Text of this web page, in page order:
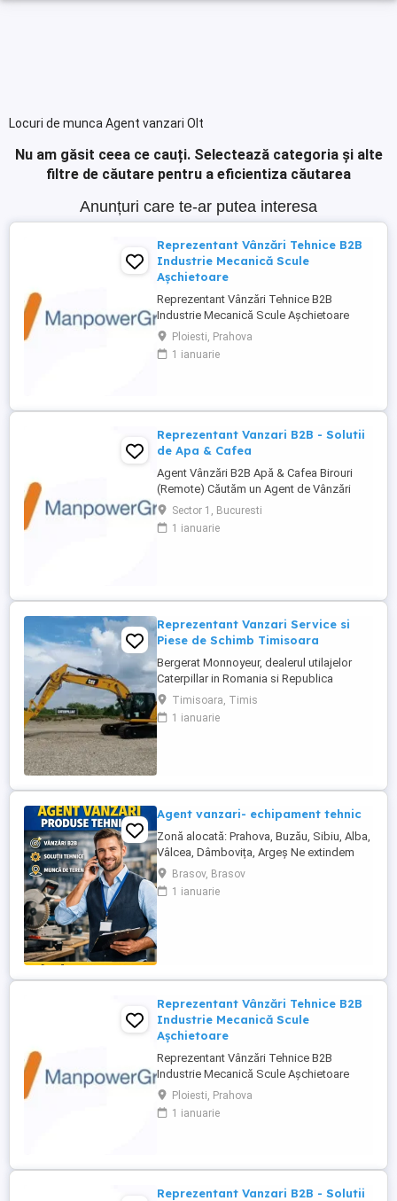
Locuri de munca Agent vanzari Olt
Nu am găsit ceea ce cauți. Selectează categoria și alte
filtre de căutare pentru a eficientiza căutarea
Anunțuri care te-ar putea interesa
Reprezentant Vânzări Tehnice B2B
Industrie Mecanică Scule
Așchietoare
Reprezentant Vânzări Tehnice B2B
Industrie Mecanică Scule Așchietoare
Companie specializată în importul și
distribuția de scule așchietoare și
echipamente industriale din Europa,
Reprezentanți de Vânzări Tehnice pentru
Ploiesti, Prahova
1 ianuarie
Reprezentant Vanzari B2B - Solutii
de Apa & Cafea
Agent Vânzări B2B Apă & Cafea Birouri
(Remote) Căutăm un Agent de Vânzări
B2B motivat, orientat spre rezultate, pentru
promovarea soluțiilor de apă și cafea
dedicate mediului office. Zonă
Sector 1, Bucuresti
1 ianuarie
Reprezentant Vanzari Service si
Piese de Schimb Timisoara
Bergerat Monnoyeur, dealerul utilajelor
Caterpillar in Romania si Republica
Moldova, angajeaza Reprezentant Vanzari
Service si Piese de Schimb, pentru divizia
de utilaje. Cerinte: Studii superioare în
Timisoara, Timis
1 ianuarie
Agent vanzari- echipament tehnic
Zonă alocată: Prahova, Buzău, Sibiu, Alba,
Vâlcea, Dâmbovița, Argeș Ne extindem
echipa de vânzări și căutăm un Agent
Vânzări Soluții Tehnice, orientat către
rezultate, cu experiență în vânzări B2B și
Brasov, Brasov
1 ianuarie
Reprezentant Vânzări Tehnice B2B
Industrie Mecanică Scule
Așchietoare
Reprezentant Vânzări Tehnice B2B
Industrie Mecanică Scule Așchietoare
Companie specializată în importul și
distribuția de scule așchietoare și
echipamente industriale din Europa,
Reprezentanți de Vânzări Tehnice pentru
Ploiesti, Prahova
1 ianuarie
Reprezentant Vanzari B2B - Solutii